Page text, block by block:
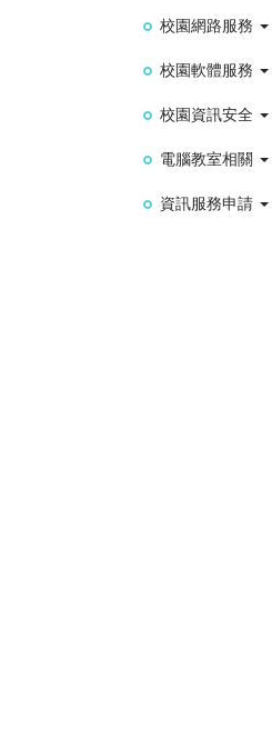
校園網路服務
校園軟體服務
校園資訊安全
電腦教室相關
資訊服務申請